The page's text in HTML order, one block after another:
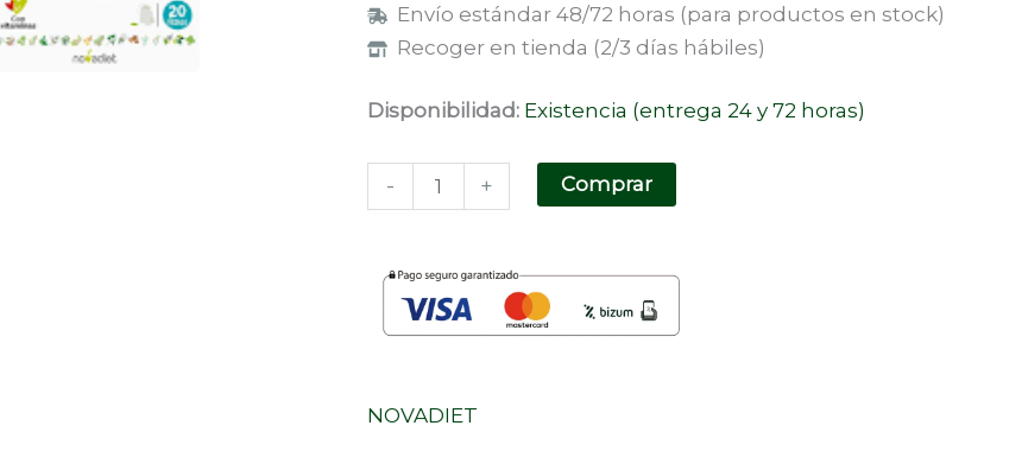
Envío estándar 48/72 horas (para productos en stock)
Recoger en tienda (2/3 días hábiles)
Disponibilidad: Existencia (entrega 24 y 72 horas)
- + Comprar
NOVADIET